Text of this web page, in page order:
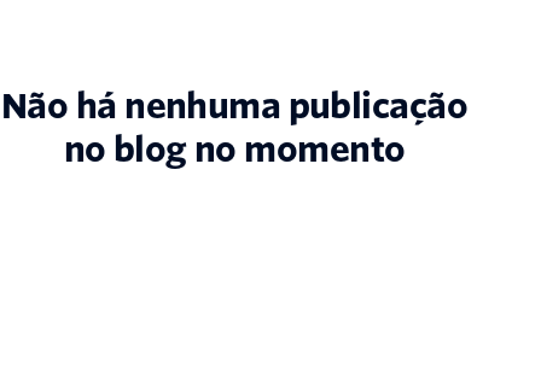
Não há nenhuma publicação
no blog no momento